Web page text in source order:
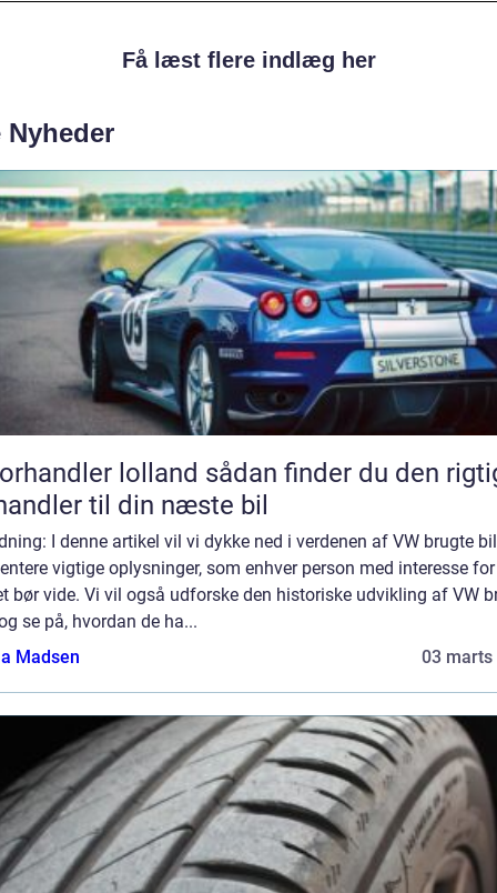
Få læst flere indlæg her
Nyheder
lolland sådan finder du den rigtige
til din næste bil
I denne artikel vil vi dykke ned i verdenen af VW brugte
vigtige oplysninger, som enhver person med interesse for
bør vide. Vi vil også udforske den historiske udvikling af VW
se på, hvordan de ha...
Madsen
03 marts